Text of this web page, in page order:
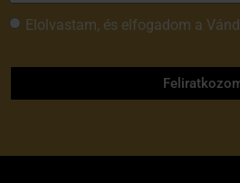
Elolvastam, és elfogadom a